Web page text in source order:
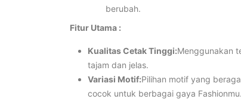
berubah.
Fitur Utama :
Kualitas Cetak Tinggi:Menggunakan
tajam dan jelas.
Variasi Motif:Pilihan motif yang
cocok untuk berbagai gaya Fashionmu.